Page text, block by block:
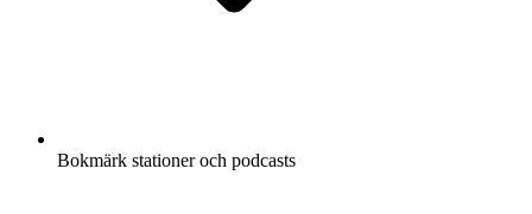
Bokmärk stationer och podcasts